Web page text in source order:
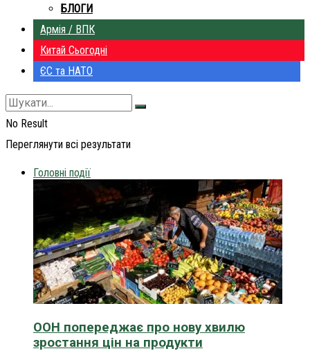
БЛОГИ
Армія / ВПК
Китай Сьогодні
ЄС та НАТО
No Result
Переглянути всі результати
Головні події
ООН попереджає про нову хвилю
зростання цін на продукти